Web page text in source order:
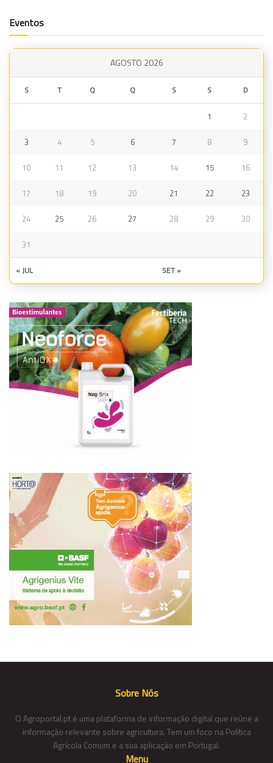
Eventos
AGOSTO 2026
S T Q Q S S D
1 2
3 4 5 6 7 8 9
10 11 12 13 14 15 16
17 18 19 20 21 22 23
24 25 26 27 28 29 30
31
« JUL SET »
Sobre Nós
O Agroportal.pt é uma plataforma de informação digital que reúne a
informação relevante sobre agricultura. Tem um foco na Política
Agrícola Comum e a sua aplicação em Portugal.
Menu